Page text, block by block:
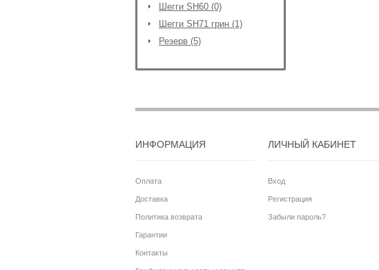
Шегги SH60 (0)
Шегги SH71 грин (1)
Резерв (5)
ИНФОРМАЦИЯ
Оплата
Доставка
Политика возврата
Гарантии
Контакты
ЛИЧНЫЙ КАБИНЕТ
Вход
Регистрация
Забыли пароль?